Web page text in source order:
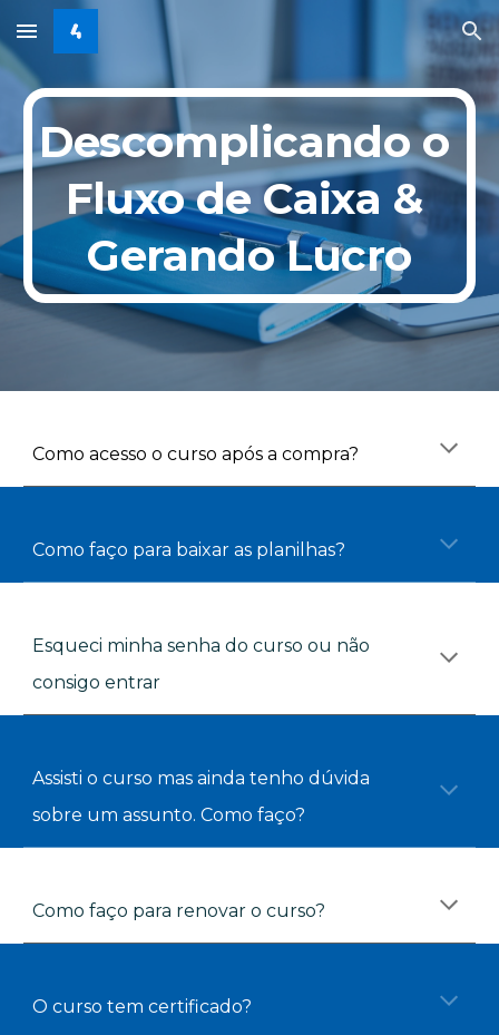
Skip to main content Skip to navigation
Descomplicando o
Fluxo de Caixa &
Gerando Lucro
Como acesso o curso após a compra?
Como faço para baixar as planilhas?
Esqueci minha senha do curso ou não
consigo entrar
Assisti o curso mas ainda tenho dúvida
sobre um assunto. Como faço?
Como faço para renovar o curso?
O curso tem certificado?